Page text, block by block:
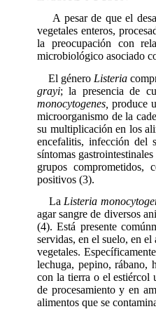
A pesar de que el
vegetales enteros,
la preocupación con
microbiológico asociado
El género Listeria
grayi; la presencia de
monocytogenes, produce
microorganismo de la
su multiplicación en los
encefalitis, infección del
síntomas
grupos comprometidos,
positivos (3).
La Listeria
agar sangre de diversos
(4). Está presente
servidas, en el suelo, en
vegetales.
lechuga, pepino, rábano,
con la tierra o el estiércol
de procesamiento y en
alimentos que se